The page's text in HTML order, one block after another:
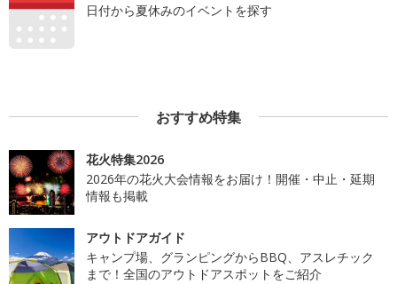
日付から夏休みのイベントを探す
おすすめ特集
花火特集2026
2026年の花火大会情報をお届け！開催・中止・延期
情報も掲載
アウトドアガイド
キャンプ場、グランピングからBBQ、アスレチック
まで！全国のアウトドアスポットをご紹介